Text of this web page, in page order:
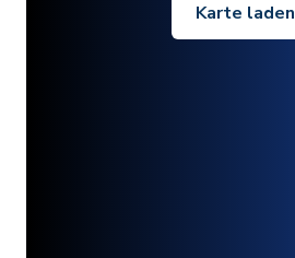
Karte laden